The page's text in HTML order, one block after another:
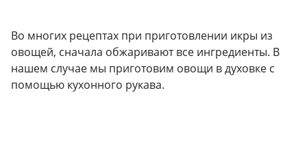
Во многих рецептах при приготовлении икры из
овощей, сначала обжаривают все ингредиенты. В
нашем случае мы приготовим овощи в духовке с
помощью кухонного рукава.